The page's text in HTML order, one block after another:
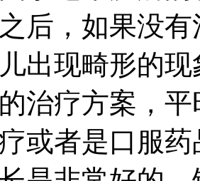
后，如果没
出现畸形的
治疗方案，
或者是口服